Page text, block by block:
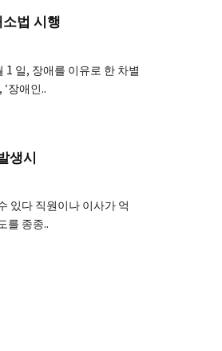
법 시행
일, 장애를 이유로 한 차별
장애인..
생시
있다 직원이나 이사가 억
를 종종..